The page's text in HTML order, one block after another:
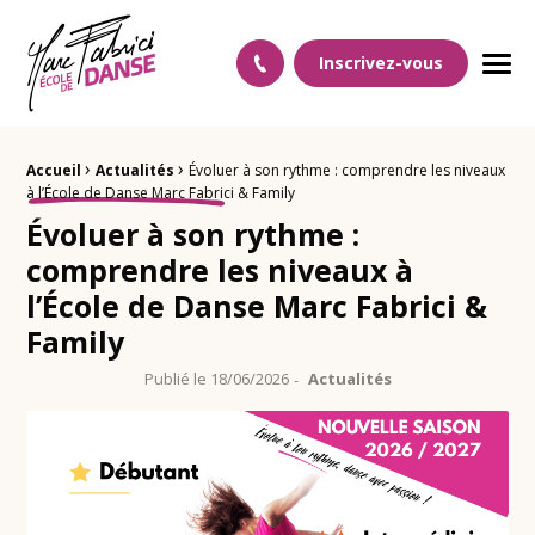
Ecole Danse Mulhouse Ecole de danse à Mulhouse
Inscrivez-vous
Fil d'Ariane :
Accueil › Actualités › Évoluer à son rythme : comprendre les niveaux
à l’École de Danse Marc Fabrici & Family
Évoluer à son rythme :
comprendre les niveaux à
l’École de Danse Marc Fabrici &
Family
Publié le 18/06/2026 Actualités